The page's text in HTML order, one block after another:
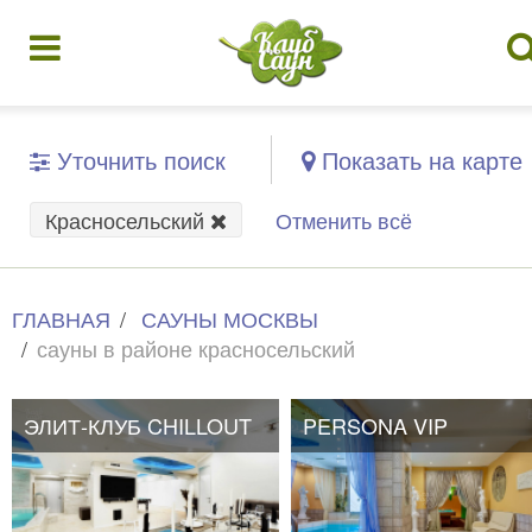
Уточнить поиск Показать на карте
Красносельский Отменить всё
ГЛАВНАЯ
САУНЫ МОСКВЫ
сауны в районе красносельский
ЭЛИТ-КЛУБ CHILLOUT PERSONA VIP